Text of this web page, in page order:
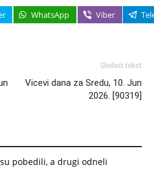
WhatsApp Viber
Sledeći tekst
Vicevi dana za Sredu, 10. Jun
2026. [90319]
pobedili, a drugi odneli